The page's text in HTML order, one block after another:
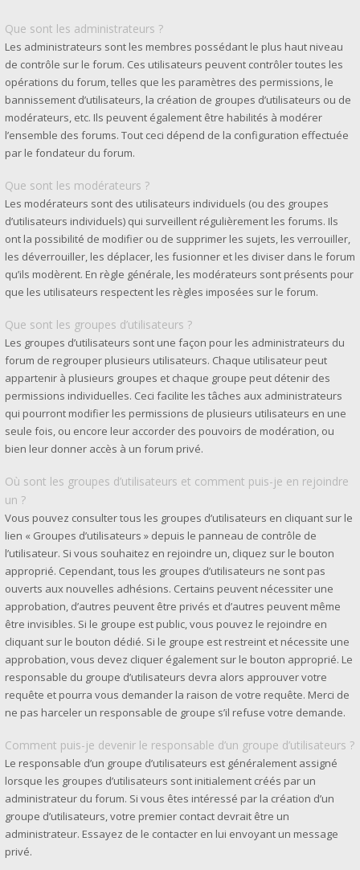
Que sont les administrateurs ?
Les administrateurs sont les membres possédant le plus haut niveau
de contrôle sur le forum. Ces utilisateurs peuvent contrôler toutes les
opérations du forum, telles que les paramètres des permissions, le
bannissement d’utilisateurs, la création de groupes d’utilisateurs ou de
modérateurs, etc. Ils peuvent également être habilités à modérer
l’ensemble des forums. Tout ceci dépend de la configuration effectuée
par le fondateur du forum.
Que sont les modérateurs ?
Les modérateurs sont des utilisateurs individuels (ou des groupes
d’utilisateurs individuels) qui surveillent régulièrement les forums. Ils
ont la possibilité de modifier ou de supprimer les sujets, les verrouiller,
les déverrouiller, les déplacer, les fusionner et les diviser dans le forum
qu’ils modèrent. En règle générale, les modérateurs sont présents pour
que les utilisateurs respectent les règles imposées sur le forum.
Que sont les groupes d’utilisateurs ?
Les groupes d’utilisateurs sont une façon pour les administrateurs du
forum de regrouper plusieurs utilisateurs. Chaque utilisateur peut
appartenir à plusieurs groupes et chaque groupe peut détenir des
permissions individuelles. Ceci facilite les tâches aux administrateurs
qui pourront modifier les permissions de plusieurs utilisateurs en une
seule fois, ou encore leur accorder des pouvoirs de modération, ou
bien leur donner accès à un forum privé.
Où sont les groupes d’utilisateurs et comment puis-je en rejoindre
un ?
Vous pouvez consulter tous les groupes d’utilisateurs en cliquant sur le
lien « Groupes d’utilisateurs » depuis le panneau de contrôle de
l’utilisateur. Si vous souhaitez en rejoindre un, cliquez sur le bouton
approprié. Cependant, tous les groupes d’utilisateurs ne sont pas
ouverts aux nouvelles adhésions. Certains peuvent nécessiter une
approbation, d’autres peuvent être privés et d’autres peuvent même
être invisibles. Si le groupe est public, vous pouvez le rejoindre en
cliquant sur le bouton dédié. Si le groupe est restreint et nécessite une
approbation, vous devez cliquer également sur le bouton approprié. Le
responsable du groupe d’utilisateurs devra alors approuver votre
requête et pourra vous demander la raison de votre requête. Merci de
ne pas harceler un responsable de groupe s’il refuse votre demande.
Comment puis-je devenir le responsable d’un groupe d’utilisateurs ?
Le responsable d’un groupe d’utilisateurs est généralement assigné
lorsque les groupes d’utilisateurs sont initialement créés par un
administrateur du forum. Si vous êtes intéressé par la création d’un
groupe d’utilisateurs, votre premier contact devrait être un
administrateur. Essayez de le contacter en lui envoyant un message
privé.